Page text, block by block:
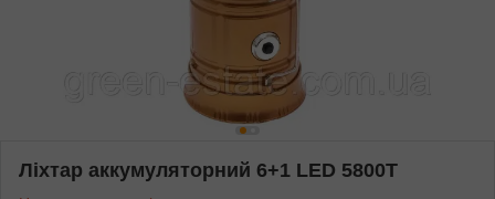
Ліхтар аккумуляторний 6+1 LED 5800T